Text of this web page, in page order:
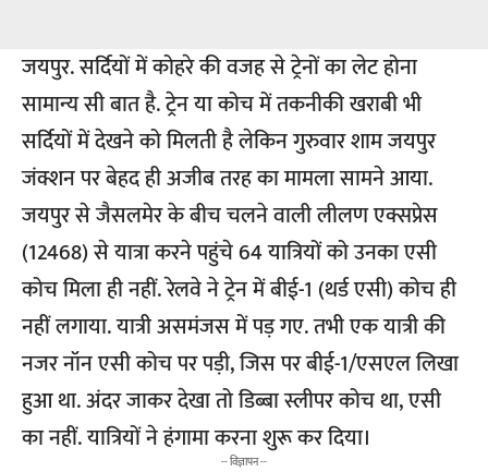
जयपुर. सर्दियों में कोहरे की वजह से ट्रेनों का लेट होना
सामान्य सी बात है. ट्रेन या कोच में तकनीकी खराबी भी
सर्दियों में देखने को मिलती है लेकिन गुरुवार शाम जयपुर
जंक्शन पर बेहद ही अजीब तरह का मामला सामने आया.
जयपुर से जैसलमेर के बीच चलने वाली लीलण एक्सप्रेस
(12468) से यात्रा करने पहुंचे 64 यात्रियों को उनका एसी
कोच मिला ही नहीं. रेलवे ने ट्रेन में बीई-1 (थर्ड एसी) कोच ही
नहीं लगाया. यात्री असमंजस में पड़ गए. तभी एक यात्री की
नजर नॉन एसी कोच पर पड़ी, जिस पर बीई-1/एसएल लिखा
हुआ था. अंदर जाकर देखा तो डिब्बा स्लीपर कोच था, एसी
का नहीं. यात्रियों ने हंगामा करना शुरू कर दिया।
-- विज्ञापन --